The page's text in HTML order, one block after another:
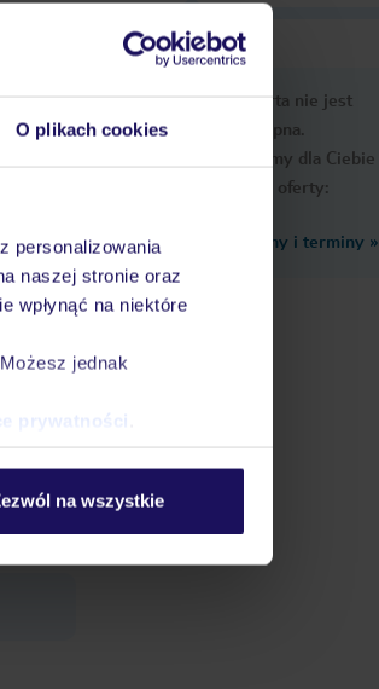
O plikach cookies
personalizowania
naszej stronie oraz
wpłynąć na niektóre
jednak
prywatności
na wszystkie
decyzji
ok.
Ups, ta oferta nie jest
dostępna.
Przygotowaliśmy dla Ciebie
podobne oferty:
Zobacz inne ceny i terminy »